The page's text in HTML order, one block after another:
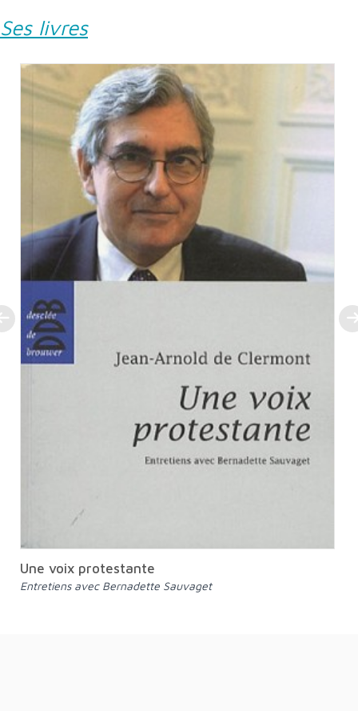
Ses livres
Une voix protestante
Entretiens avec Bernadette Sauvaget